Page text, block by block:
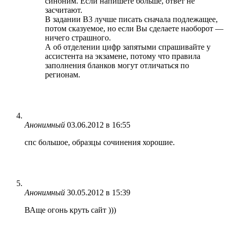
засчитают.
В задании В3 лучше писать сначала подлежащее,
потом сказуемое, но если Вы сделаете наоборот —
ничего страшного.
А об отделении цифр запятыми спрашивайте у
ассистента на экзамене, потому что правила
заполнения бланков могут отличаться по
регионам.
Анонимный 03.06.2012 в 16:55
спс большое, образцы сочинения хорошие.
Анонимный 30.05.2012 в 15:39
ВАще огонь круть сайт )))